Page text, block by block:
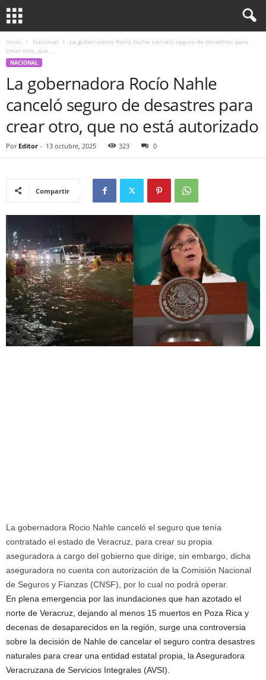
Inicio Nacional
La gobernadora Rocío Nahle canceló seguro de desastres para
crear otro, que...
NACIONAL
La gobernadora Rocío Nahle
canceló seguro de desastres para
crear otro, que no está autorizado
Por Editor - 13 octubre, 2025 323 0
Compartir
La gobernadora Rocio Nahle canceló el seguro que tenía
contratado el estado de Veracruz, para crear su propia
aseguradora a cargo del gobierno que dirige, sin embargo, dicha
aseguradora no cuenta con autorización de la Comisión Nacional
de Seguros y Fianzas (CNSF), por lo cual no podrá operar.
En plena emergencia por las inundaciones que han azotado el
norte de Veracruz, dejando al menos 15 muertos en Poza Rica y
decenas de desaparecidos en la región, surge una controversia
sobre la decisión de Nahle de cancelar el seguro contra desastres
naturales para crear una entidad estatal propia, la Aseguradora
Veracruzana de Servicios Integrales (AVSI).